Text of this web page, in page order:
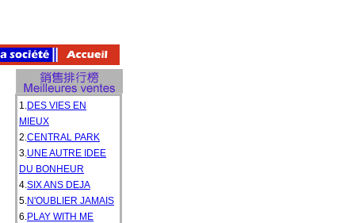
1.DES VIES EN
MIEUX
2.CENTRAL PARK
3.UNE AUTRE IDEE
DU BONHEUR
4.SIX ANS DEJA
5.N'OUBLIER JAMAIS
6.PLAY WITH ME